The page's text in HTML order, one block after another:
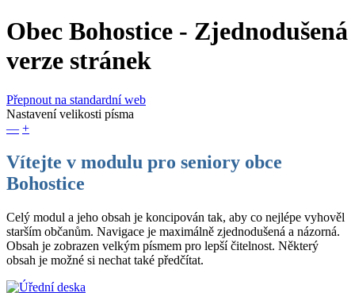
Obec Bohostice - Zjednodušená
verze stránek
Přepnout na standardní web
Nastavení velikosti písma
— +
Vítejte v modulu pro seniory obce
Bohostice
Celý modul a jeho obsah je koncipován tak, aby co nejlépe vyhověl
starším občanům. Navigace je maximálně zjednodušená a názorná.
Obsah je zobrazen velkým písmem pro lepší čitelnost. Některý
obsah je možné si nechat také předčítat.